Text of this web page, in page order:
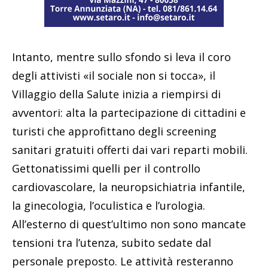
Intanto, mentre sullo sfondo si leva il coro
degli attivisti «il sociale non si tocca», il
Villaggio della Salute inizia a riempirsi di
avventori: alta la partecipazione di cittadini e
turisti che approfittano degli screening
sanitari gratuiti offerti dai vari reparti mobili.
Gettonatissimi quelli per il controllo
cardiovascolare, la neuropsichiatria infantile,
la ginecologia, l’oculistica e l’urologia.
All’esterno di quest’ultimo non sono mancate
tensioni tra l’utenza, subito sedate dal
personale preposto. Le attività resteranno